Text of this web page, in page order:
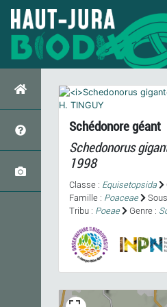
Schédonore géant
Schedonorus
1998
Classe : Equisetopsida
Famille : Poaceae
Tribu : Poeae Genre :